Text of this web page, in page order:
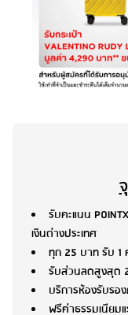
รับคะแนน
เงินต่างประเทศ
ทุก 25 บาท รับ 1
รับส่วนลดสูงสุด
บริการห้องรับรอ
ฟรีค่าธรรมเนียมแ